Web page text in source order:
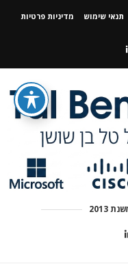
תנאי שימוש
מדיניות פרטיות